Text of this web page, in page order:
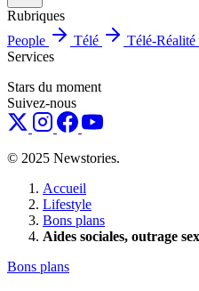
Rubriques
People
Télé Télé-Réalité
Services
Stars du moment
Suivez-nous
© 2025 Newstories.
Accueil
Lifestyle
Bons plans
Aides sociales, outrage
Bons plans